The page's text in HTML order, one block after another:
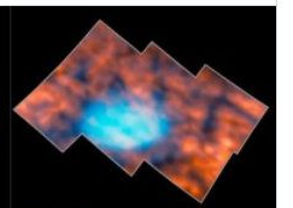
газ і перекис водню на
найбільшого супутника Плутона.
2024 р.